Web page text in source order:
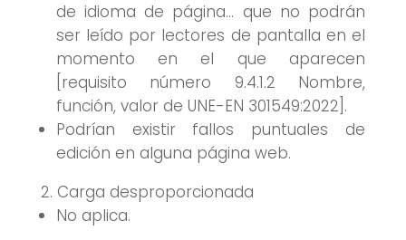
de idioma de página… que no podrán
ser leído por lectores de pantalla en el
momento en el que aparecen
[requisito número 9.4.1.2 Nombre,
función, valor de UNE-EN 301549:2022].
Podrían existir fallos puntuales de
edición en alguna página web.
Carga desproporcionada
No aplica.